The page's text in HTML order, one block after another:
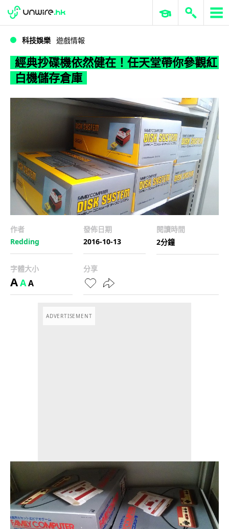
WWDC 2026 ERP 與商業 AI
科技娛樂 遊戲情報
經典抄碟機依然健在！任天堂帶你參觀紅
白機儲存倉庫
作者
Redding
發佈日期
2016-10-13
閱讀時間
2分鐘
字體大小
AAA
分享
ADVERTISEMENT